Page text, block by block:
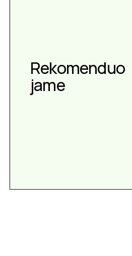
Rekomenduo
jame